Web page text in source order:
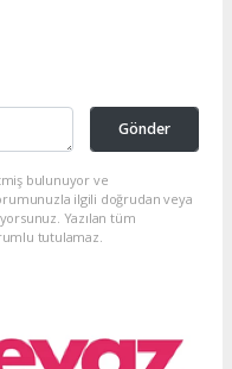
Gönder
bulunuyor ve
ilgili doğrudan veya
Yazılan tüm
tutulamaz.